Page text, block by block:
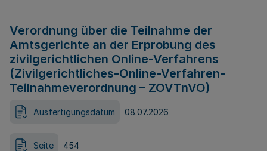
Verordnung über die Teilnahme der
Amtsgerichte an der Erprobung des
zivilgerichtlichen Online-Verfahrens
(Zivilgerichtliches-Online-Verfahren-
Teilnahmeverordnung – ZOVTnVO)
Ausfertigungsdatum 08.07.2026
Seite 454